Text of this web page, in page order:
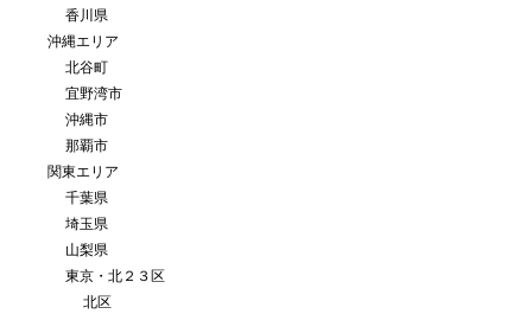
香川県
沖縄エリア
北谷町
宜野湾市
沖縄市
那覇市
関東エリア
千葉県
埼玉県
山梨県
東京・北２３区
北区